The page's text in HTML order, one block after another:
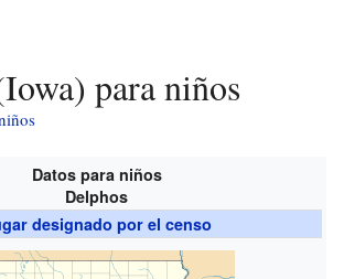
para niños
Datos para niños
Delphos
designado por el censo